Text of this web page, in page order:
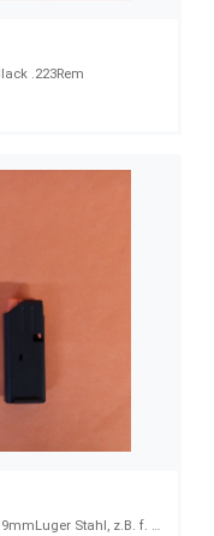
.223Rem
AR-15 9mm: Magazin Duramag 10-Schuss 9mmLuger Stahl, z.B. f. Oberland Arms OA-15 PR M9 o.Ä.